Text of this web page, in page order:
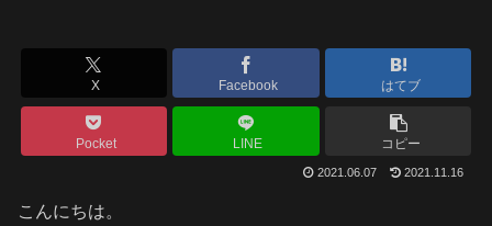
X Facebook はてブ
Pocket LINE コピー
2021.06.07 2021.11.16
こんにちは。